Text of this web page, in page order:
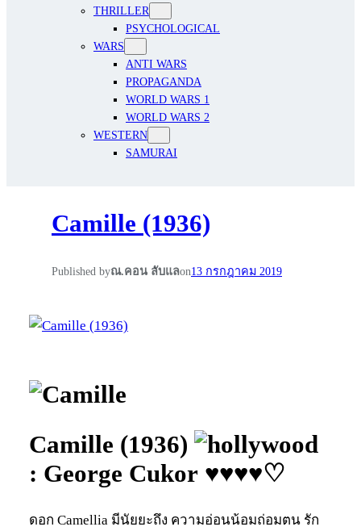
THRILLER
PSYCHOLOGICAL
WARS
ANTI WARS
PROPAGANDA
WORLD WARS 1
WORLD WARS 2
WESTERN
SAMURAI
Camille (1936)
Published byณ.คอน ลับแลon13 กรกฎาคม 2019
Camille (1936)
: George Cukor ♥♥♥♥♡
ดอก Camellia มีนัยยะถึง ความอ่อนน้อมถ่อมตน รัก